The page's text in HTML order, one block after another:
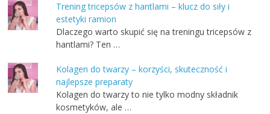
Trening tricepsów z hantlami – klucz do siły i
estetyki ramion
Dlaczego warto skupić się na treningu tricepsów z
hantlami? Ten …
Kolagen do twarzy – korzyści, skuteczność i
najlepsze preparaty
Kolagen do twarzy to nie tylko modny składnik
kosmetyków, ale …